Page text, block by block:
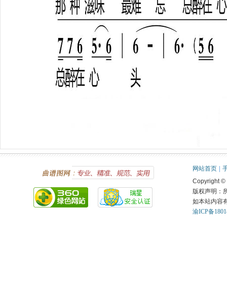
网站首页
Copyright ©
版权声明：
如本站内容
渝ICP备